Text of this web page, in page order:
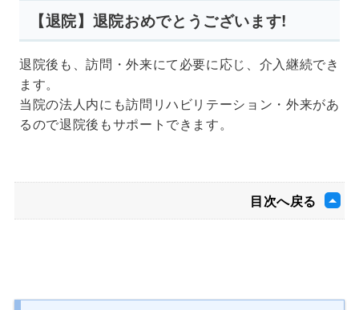
【退院】退院おめでとうございます!
退院後も、訪問・外来にて必要に応じ、介入継続でき
ます。
当院の法人内にも訪問リハビリテーション・外来があ
るので退院後もサポートできます。
目次へ戻る